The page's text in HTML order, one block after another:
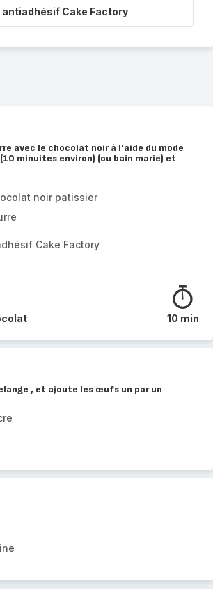
antiadhésif Cake Factory
avec le chocolat noir à l'aide du mode
minuites environ) (ou bain marie) et
noir patissier
Cake Factory
10 min
, et ajoute les œufs un par un